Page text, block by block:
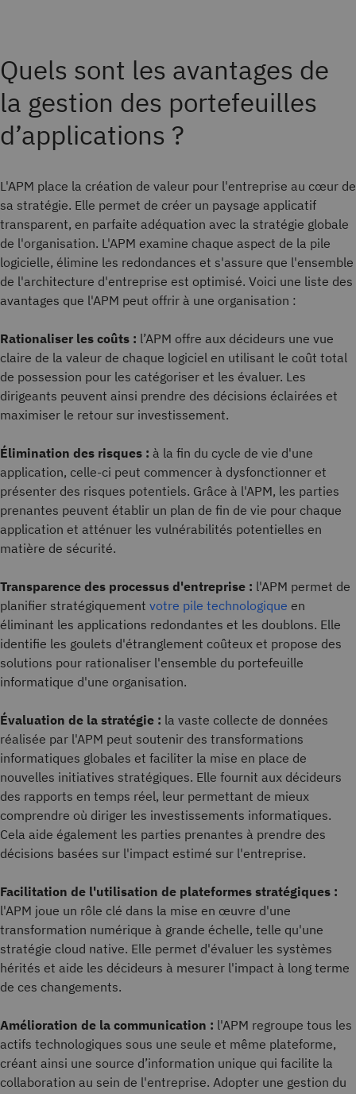
Quels sont les avantages de
la gestion des portefeuilles
d’applications ?
L'APM place la création de valeur pour l'entreprise au cœur de
sa stratégie. Elle permet de créer un paysage applicatif
transparent, en parfaite adéquation avec la stratégie globale
de l'organisation. L'APM examine chaque aspect de la pile
logicielle, élimine les redondances et s'assure que l'ensemble
de l'architecture d'entreprise est optimisé. Voici une liste des
avantages que l'APM peut offrir à une organisation :
Rationaliser les coûts : l’APM offre aux décideurs une vue
claire de la valeur de chaque logiciel en utilisant le coût total
de possession pour les catégoriser et les évaluer. Les
dirigeants peuvent ainsi prendre des décisions éclairées et
maximiser le retour sur investissement.
Élimination des risques : à la fin du cycle de vie d'une
application, celle-ci peut commencer à dysfonctionner et
présenter des risques potentiels. Grâce à l'APM, les parties
prenantes peuvent établir un plan de fin de vie pour chaque
application et atténuer les vulnérabilités potentielles en
matière de sécurité.
Transparence des processus d'entreprise : l'APM permet de
planifier stratégiquement votre pile technologique en
éliminant les applications redondantes et les doublons. Elle
identifie les goulets d'étranglement coûteux et propose des
solutions pour rationaliser l'ensemble du portefeuille
informatique d'une organisation.
Évaluation de la stratégie : la vaste collecte de données
réalisée par l'APM peut soutenir des transformations
informatiques globales et faciliter la mise en place de
nouvelles initiatives stratégiques. Elle fournit aux décideurs
des rapports en temps réel, leur permettant de mieux
comprendre où diriger les investissements informatiques.
Cela aide également les parties prenantes à prendre des
décisions basées sur l'impact estimé sur l'entreprise.
Facilitation de l'utilisation de plateformes stratégiques :
l'APM joue un rôle clé dans la mise en œuvre d'une
transformation numérique à grande échelle, telle qu'une
stratégie cloud native. Elle permet d'évaluer les systèmes
hérités et aide les décideurs à mesurer l'impact à long terme
de ces changements.
Amélioration de la communication : l'APM regroupe tous les
actifs technologiques sous une seule et même plateforme,
créant ainsi une source d’information unique qui facilite la
collaboration au sein de l'entreprise. Adopter une gestion du